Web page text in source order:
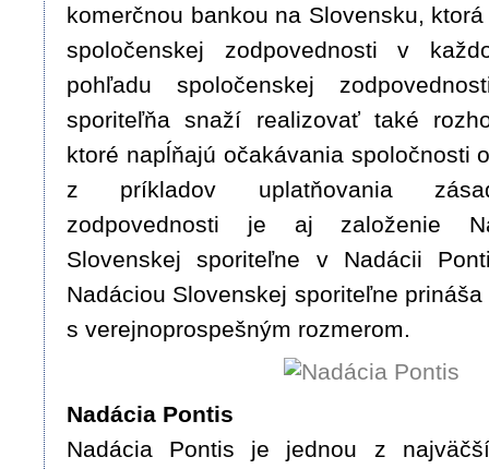
komerčnou bankou na Slovensku,
spoločenskej zodpovednosti v
pohľadu spoločenskej
sporiteľňa snaží realizovať také
ktoré napĺňajú očakávania spoločnosti
z príkladov uplatňovania
zodpovednosti je aj založenie
Slovenskej sporiteľne v Nadácii
Nadáciou Slovenskej sporiteľne
s verejnoprospešným rozmerom.
Nadácia Pontis
Nadácia Pontis je jednou z